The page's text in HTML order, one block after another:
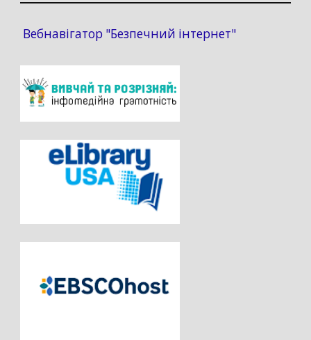
Вебнавігатор "Безпечний інтернет"